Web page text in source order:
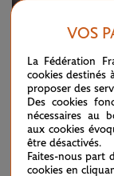
VOS
La Fédération
cookies destinés
proposer des
Des cookies
nécessaires au
aux cookies
être désactivés.
Faites-nous part
cookies en